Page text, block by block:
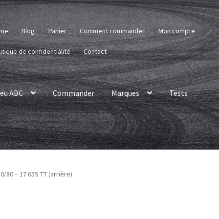
Blog Panier Comment commander Mon compte
de confidentialité Contact
ABC Commander Marques Tests
80 – 17 65S TT (arrière)